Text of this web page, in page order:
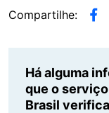
Compartilhe:
Há alguma
que o
Brasil